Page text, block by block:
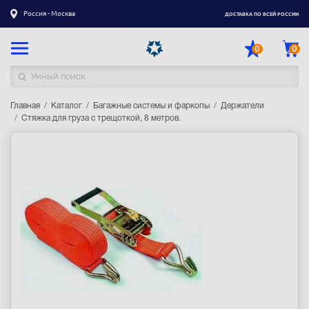
Россия - Москва ДОСТАВКА ПО ВСЕЙ РОССИИ
0 0
Каталог товаров
Гарантия
Контакты
Главная Каталог Багажные системы и фаркопы
Держатели
Стяжка для груза с трещоткой, 8 метров.